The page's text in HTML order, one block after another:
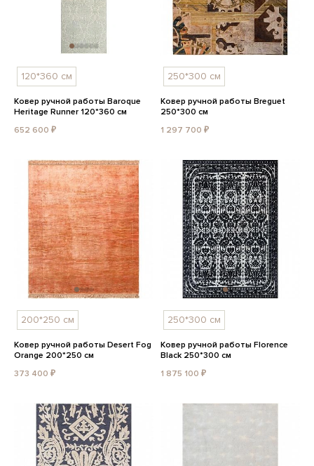
120*360 см
Ковер ручной работы Baroque
Heritage Runner 120*360 см
652 600 ₽
250*300 см
Ковер ручной работы Breguet
250*300 см
1 297 700 ₽
200*250 см
Ковер ручной работы Desert Fog
Orange 200*250 см
373 400 ₽
250*300 см
Ковер ручной работы Florence
Black 250*300 см
1 875 100 ₽